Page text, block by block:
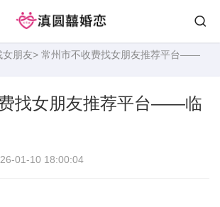
女朋友> 常州市不收费找女朋友推荐平台——
找女朋友推荐平台——临
01-10 18:00:04